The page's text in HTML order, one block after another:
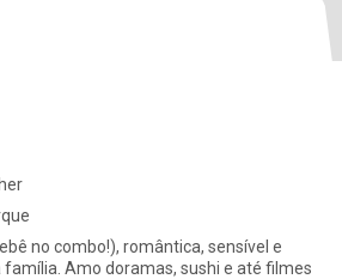
no combo!), romântica, sensível e
Amo doramas, sushi e até filmes